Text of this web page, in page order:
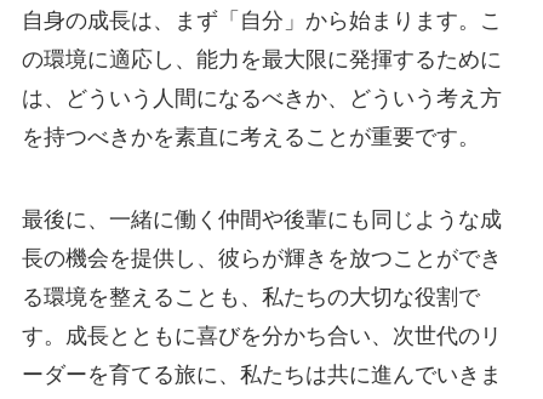
自身の成長は、まず「自分」から始まります。こ
の環境に適応し、能力を最大限に発揮するために
は、どういう人間になるべきか、どういう考え方
を持つべきかを素直に考えることが重要です。
最後に、一緒に働く仲間や後輩にも同じような成
長の機会を提供し、彼らが輝きを放つことができ
る環境を整えることも、私たちの大切な役割で
す。成長とともに喜びを分かち合い、次世代のリ
ーダーを育てる旅に、私たちは共に進んでいきま